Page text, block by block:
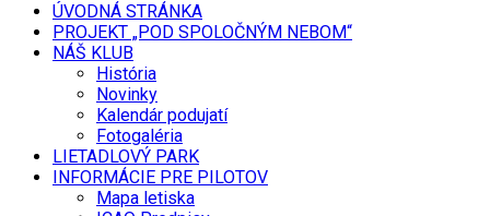
ÚVODNÁ STRÁNKA
PROJEKT „POD SPOLOČNÝM NEBOM“
NÁŠ KLUB
História
Novinky
Kalendár podujatí
Fotogaléria
LIETADLOVÝ PARK
INFORMÁCIE PRE PILOTOV
Mapa letiska